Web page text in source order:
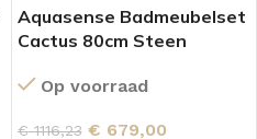
Aquasense Badmeubelset
Cactus 80cm Steen
Op voorraad
€1116,23 € 679,00